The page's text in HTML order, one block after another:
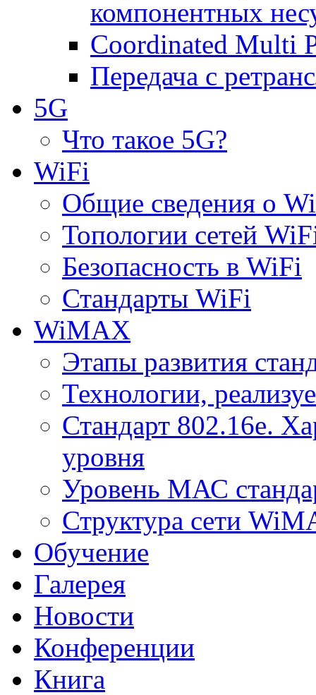
компонентных
Coordinated Multi
Передача с
5G
Что такое 5G?
WiFi
Общие сведения о
Топологии сетей
Безопасность в WiFi
Стандарты WiFi
WiMAX
Этапы развития
Технологии,
Стандарт 802.16е.
уровня
Уровень МАС
Структура сети
Обучение
Галерея
Новости
Конференции
Книга